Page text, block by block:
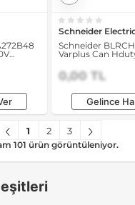
Schneider
Schneider
Varplus Can
Kondansatör
0,00 TL
Gelince
1 2 3
101 ürün görüntüleniyor.